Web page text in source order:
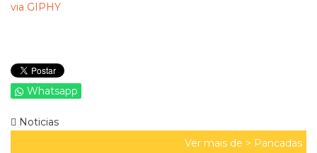
via GIPHY
Whatsapp
Noticias
Ver mais de > Pancadas